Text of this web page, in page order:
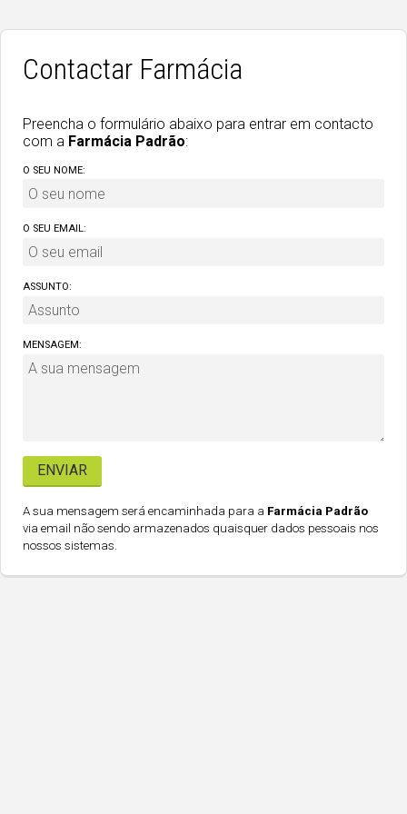
Contactar Farmácia
Preencha o formulário abaixo para entrar em contacto
com a Farmácia Padrão:
O SEU NOME:
O SEU EMAIL:
ASSUNTO:
MENSAGEM:
A sua mensagem será encaminhada para a Farmácia Padrão
via email não sendo armazenados quaisquer dados pessoais nos
nossos sistemas.